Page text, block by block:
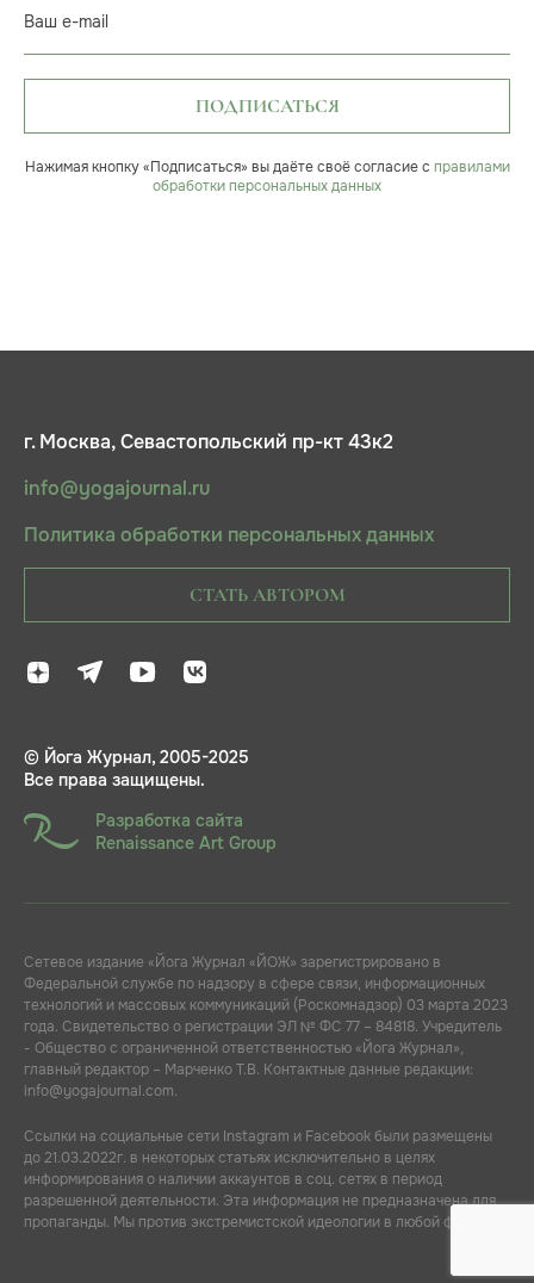
Ваш e-mail
ПОДПИСАТЬСЯ
Нажимая кнопку «Подписаться» вы даёте своё согласие с правилами
обработки персональных данных
г. Москва, Севастопольский пр-кт 43к2
info@yogajournal.ru
Политика обработки персональных данных
СТАТЬ АВТОРОМ
© Йога Журнал, 2005-2025
Все права защищены.
Разработка сайта
Renaissance Art Group
Сетевое издание «Йога Журнал «ЙОЖ» зарегистрировано в
Федеральной службе по надзору в сфере связи, информационных
технологий и массовых коммуникаций (Роскомнадзор) 03 марта 2023
года. Свидетельство о регистрации ЭЛ № ФС 77 – 84818. Учредитель
- Общество с ограниченной ответственностью «Йога Журнал»,
главный редактор – Марченко Т.В. Контактные данные редакции:
info@yogajournal.com.
Ссылки на социальные сети Instagram и Facebook были размещены
до 21.03.2022г. в некоторых статьях исключительно в целях
информирования о наличии аккаунтов в соц. сетях в период
разрешенной деятельности. Эта информация не предназначена для
пропаганды. Мы против экстремистской идеологии в любой форме.